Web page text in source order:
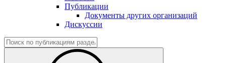
Публикации
Документы других организаций
Дискуссии